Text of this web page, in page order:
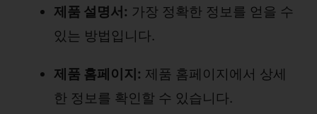
제품 설명서: 가장 정확한 정보를 얻을 수
있는 방법입니다.
제품 홈페이지: 제품 홈페이지에서 상세
한 정보를 확인할 수 있습니다.